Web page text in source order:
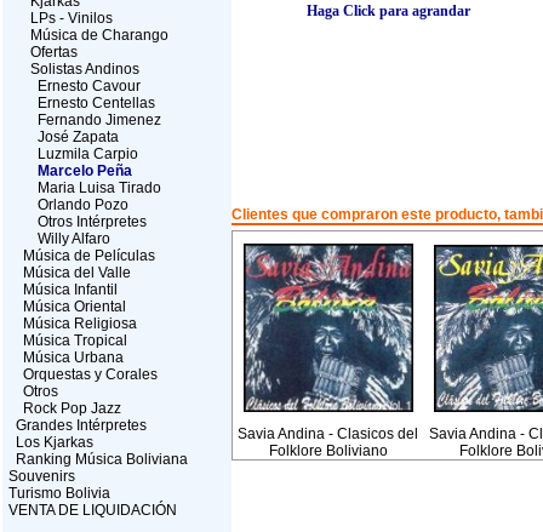
LPs - Vinilos
Música de Charango
Ofertas
Solistas Andinos
Ernesto Cavour
Ernesto Centellas
Fernando Jimenez
José Zapata
Luzmila Carpio
Marcelo Peña
Maria Luisa Tirado
Orlando Pozo
Otros Intérpretes
Willy Alfaro
Música de Películas
Música del Valle
Música Infantil
Música Oriental
Música Religiosa
Música Tropical
Música Urbana
Orquestas y Corales
Otros
Rock Pop Jazz
Grandes Intérpretes
Los Kjarkas
Ranking Música Boliviana
Souvenirs
Turismo Bolivia
VENTA DE LIQUIDACIÓN
Haga Click para agrandar
Clientes que compraron este producto,
Savia Andina - Clasicos del
Folklore Boliviano
Savia Andina -
Folklore